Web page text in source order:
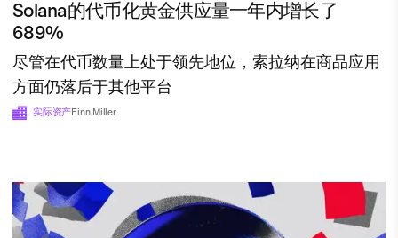
Solana的代币化黄金供应量一年内增长了
689%
尽管在代币数量上处于领先地位，索拉纳在商品应用
方面仍落后于其他平台
实际资产Finn Miller